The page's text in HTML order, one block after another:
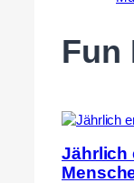
Fun
Jährlich